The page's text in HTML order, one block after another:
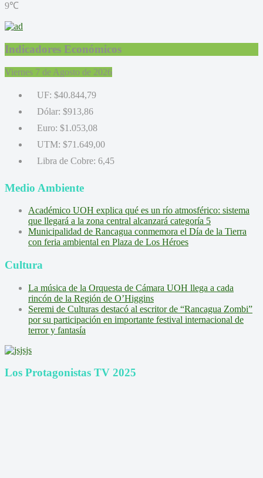
9℃
Indicadores Económicos
Viernes 7 de Agosto de 2026
UF: $40.844,79
Dólar: $913,86
Euro: $1.053,08
UTM: $71.649,00
Libra de Cobre: 6,45
Medio Ambiente
Académico UOH explica qué es un río atmosférico: sistema
que llegará a la zona central alcanzará categoría 5
Municipalidad de Rancagua conmemora el Día de la Tierra
con feria ambiental en Plaza de Los Héroes
Cultura
La música de la Orquesta de Cámara UOH llega a cada
rincón de la Región de O’Higgins
Seremi de Culturas destacó al escritor de “Rancagua Zombi”
por su participación en importante festival internacional de
terror y fantasía
Los Protagonistas TV 2025